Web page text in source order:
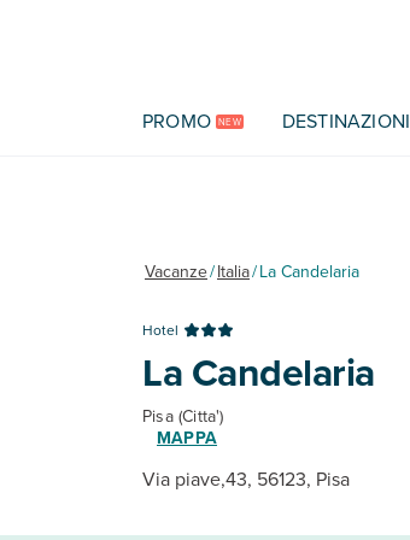
PROMO NEW DESTINAZIONI
Vacanze/Italia/La Candelaria
Hotel
La Candelaria
Pisa (Citta')
MAPPA
Via piave,43, 56123, Pisa